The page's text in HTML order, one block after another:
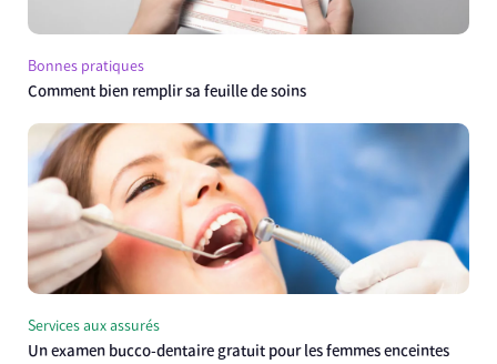
Bonnes pratiques
Comment bien remplir sa feuille de soins
Services aux assurés
Un examen bucco-dentaire gratuit pour les femmes enceintes